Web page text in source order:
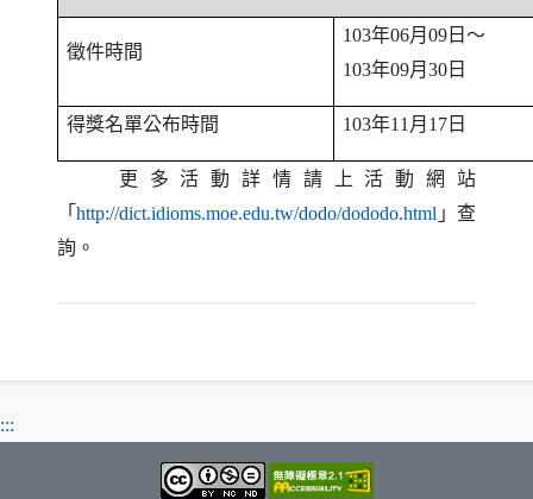
徵件時間
103年06月09日～
103年09月30日
得獎名單公布時間 103年11 月17日
更多活動詳情請上活動網站
「http://dict.idioms.moe.edu.tw/dodo/dododo.html （另開新
」查
詢。
:::